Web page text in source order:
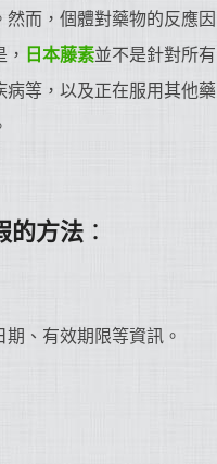
而，個體對藥物的反應因
日本藤素並不是針對所有
等，以及正在服用其他藥
的方法 ：
、有效期限等資訊。